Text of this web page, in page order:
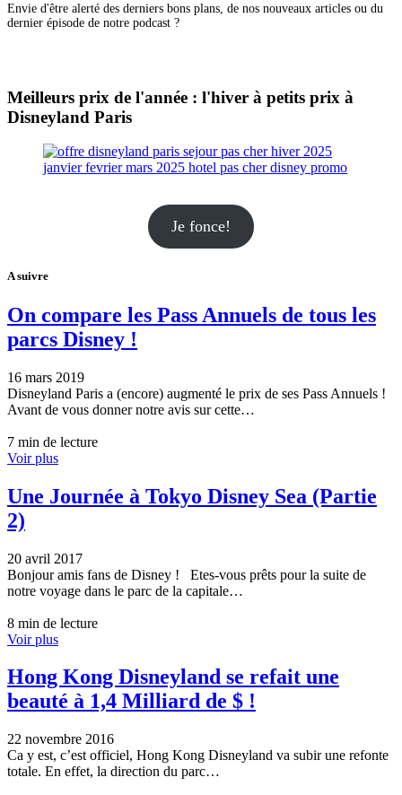
Envie d'être alerté des derniers bons plans, de nos nouveaux articles ou du
dernier épisode de notre podcast ?
Meilleurs prix de l'année : l'hiver à petits prix à
Disneyland Paris
Je fonce!
A suivre
On compare les Pass Annuels de tous les
parcs Disney !
16 mars 2019
Disneyland Paris a (encore) augmenté le prix de ses Pass Annuels !
Avant de vous donner notre avis sur cette…
7 min de lecture
Voir plus
Une Journée à Tokyo Disney Sea (Partie
2)
20 avril 2017
Bonjour amis fans de Disney ! Etes-vous prêts pour la suite de
notre voyage dans le parc de la capitale…
8 min de lecture
Voir plus
Hong Kong Disneyland se refait une
beauté à 1,4 Milliard de $ !
22 novembre 2016
Ca y est, c’est officiel, Hong Kong Disneyland va subir une refonte
totale. En effet, la direction du parc…